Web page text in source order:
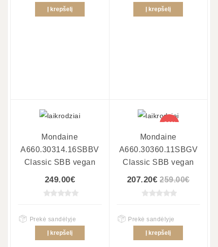
Į krepšelį
Į krepšelį
Mondaine
A660.30314.16SBBV
Classic SBB vegan
249.00€
Prekė sandėlyje
Į krepšelį
-20%
Mondaine
A660.30360.11SBGV
Classic SBB vegan
207.20€ 259.00€
Prekė sandėlyje
Į krepšelį